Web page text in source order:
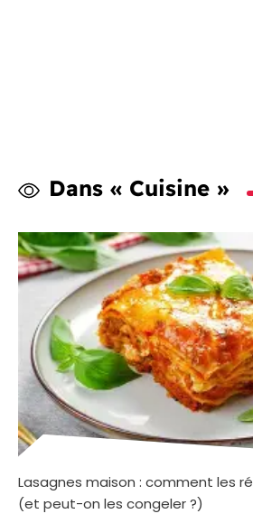
Dans « Cuisine »
Lasagnes maison : comment les
(et peut-on les congeler ?)